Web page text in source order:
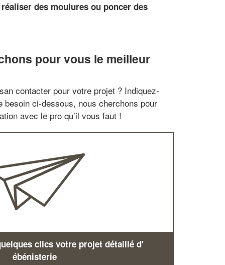
réaliser des moulures ou poncer des
pour vous le meilleur
contacter pour votre projet ? Indiquez-
besoin ci-dessous, nous cherchons pour
avec le pro qu’il vous faut !
clics votre projet détaillé d'
ébénisterie